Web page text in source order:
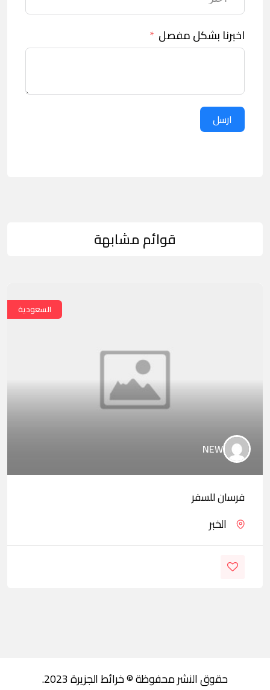
اخبرنا بشكل مفصل
ارسل
قوائم مشابهة
السعودية
NEW
فرسان للسفر
الخبر
حقوق النشر محفوظة © خرائط الجزيرة 2023.